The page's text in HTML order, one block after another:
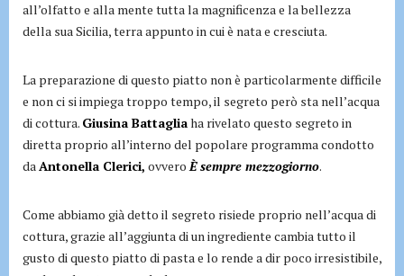
all’olfatto e alla mente tutta la magnificenza e la bellezza
della sua Sicilia, terra appunto in cui è nata e cresciuta.
La preparazione di questo piatto non è particolarmente difficile
e non ci si impiega troppo tempo, il segreto però sta nell’acqua
di cottura. Giusina Battagliaha rivelato questo segreto in
diretta proprio all’interno del popolare programma condotto
daAntonella Clerici, ovveroÈ sempre mezzogiorno.
Come abbiamo già detto il segreto risiede proprio nell’acqua di
cottura, grazie all’aggiunta di un ingrediente cambia tutto il
gusto di questo piatto di pasta e lo rende a dir poco irresistibile,